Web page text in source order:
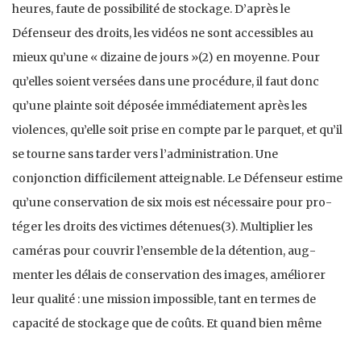
heures, faute de possibilité de stockage. D’après le
Défenseur des droits, les vidéos ne sont accessibles au
mieux qu’une « dizaine de jours »(2) en moyenne. Pour
qu’elles soient versées dans une procédure, il faut donc
qu’une plainte soit déposée immédiatement après les
violences, qu’elle soit prise en compte par le parquet, et qu’il
se tourne sans tarder vers l’administration. Une
conjonction difficilement atteignable. Le Défenseur estime
qu’une conservation de six mois est nécessaire pour pro­
téger les droits des victimes détenues(3). Multiplier les
caméras pour couvrir l’ensemble de la détention, aug­
menter les délais de conservation des images, améliorer
leur qualité : une mission impossible, tant en termes de
capacité de stockage que de coûts. Et quand bien même